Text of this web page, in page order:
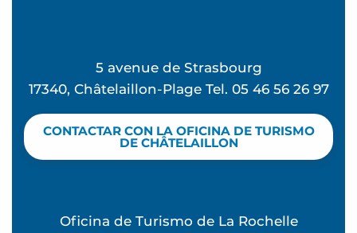
5 avenue de Strasbourg
17340, Châtelaillon-Plage Tel. 05 46 56 26 97
CONTACTAR CON LA OFICINA DE TURISMO
DE CHÂTELAILLON
Oficina de Turismo de La Rochelle